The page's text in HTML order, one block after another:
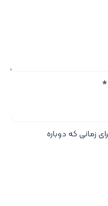
*
زمانی که دوباره